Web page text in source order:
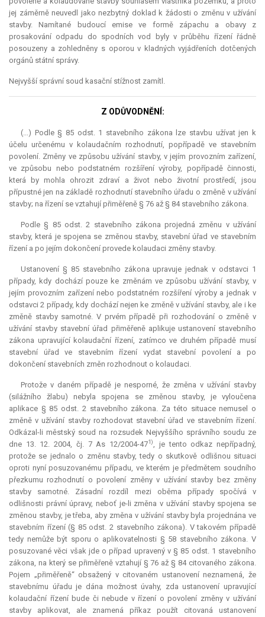
jej záměrně neuvedl jako nezbytný doklad k žádosti o změnu v užívání
stavby. Namítané budoucí emise ve formě zápachu a obavy z
prosakování odpadu do spodních vod byly v průběhu řízení řádně
posouzeny a zohledněny s oporou v kladných vyjádřeních dotčených
orgánů státní správy.
Nejvyšší správní soud kasační stížnost zamítl.
Z ODŮVODNĚNÍ:
(...) Podle § 85 odst. 1 stavebního zákona lze stavbu užívat jen k
účelu určenému v kolaudačním rozhodnutí, popřípadě ve stavebním
povolení. Změny ve způsobu užívání stavby, v jejím provozním zařízení,
ve způsobu nebo podstatném rozšíření výroby, popřípadě činnosti,
která by mohla ohrozit zdraví a život nebo životní prostředí, jsou
přípustné jen na základě rozhodnutí stavebního úřadu o změně v užívání
stavby; na řízení se vztahují přiměřeně § 76 až § 84 stavebního zákona.
Podle § 85 odst. 2 stavebního zákona projedná změnu v užívání
stavby, která je spojena se změnou stavby, stavební úřad ve stavebním
řízení a po jejím dokončení provede kolaudaci změny stavby.
Ustanovení § 85 stavebního zákona upravuje jednak v odstavci 1
případy, kdy dochází pouze ke změnám ve způsobu užívání stavby, v
jejím provozním zařízení nebo podstatném rozšíření výroby a jednak v
odstavci 2 případy, kdy dochází nejen ke změně v užívání stavby, ale i ke
změně stavby samotné. V prvém případě při rozhodování o změně v
užívání stavby stavební úřad přiměřeně aplikuje ustanovení stavebního
zákona upravující kolaudační řízení, zatímco ve druhém případě musí
stavební úřad ve stavebním řízení vydat stavební povolení a po
dokončení stavebních změn rozhodnout o kolaudaci.
Protože v daném případě je nesporné, že změna v užívání stavby
(silážního žlabu) nebyla spojena se změnou stavby, je vyloučena
aplikace § 85 odst. 2 stavebního zákona. Za této situace nemusel o
změně v užívání stavby rozhodovat stavební úřad ve stavebním řízení.
Odkázal-li městský soud na rozsudek Nejvyššího správního soudu ze
dne 13. 12. 2004, čj. 7 As 12/2004-471), je tento odkaz nepřípadný,
protože se jednalo o změnu stavby, tedy o skutkově odlišnou situaci
oproti nyní posuzovanému případu, ve kterém je předmětem soudního
přezkumu rozhodnutí o povolení změny v užívání stavby bez změny
stavby samotné. Zásadní rozdíl mezi oběma případy spočívá v
odlišnosti právní úpravy, neboť je-li změna v užívání stavby spojena se
změnou stavby, je třeba, aby změna v užívání stavby byla projednána ve
stavebním řízení (§ 85 odst. 2 stavebního zákona). V takovém případě
tedy nemůže být sporu o aplikovatelnosti § 58 stavebního zákona. V
posuzované věci však jde o případ upravený v § 85 odst. 1 stavebního
zákona, na který se přiměřeně vztahují § 76 až § 84 citovaného zákona.
Pojem „přiměřeně“ obsažený v citovaném ustanovení neznamená, že
stavebnímu úřadu je dána možnost úvahy, zda ustanovení upravující
kolaudační řízení bude či nebude v řízení o povolení změny v užívání
stavby aplikovat, ale znamená příkaz použít citovaná ustanovení